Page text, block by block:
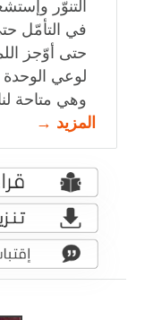
التنوّر
في التأمّل
حتى أوّجز
لوعي الوحدة
وهي متاحة
المزيد →